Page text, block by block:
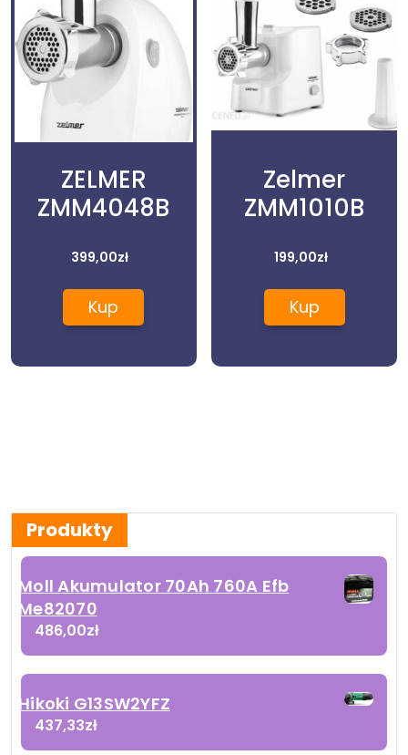
ZELMER
ZMM4048B
399,00zł
Kup
Zelmer
ZMM1010B
199,00zł
Kup
Produkty
Moll Akumulator 70Ah 760A Efb
Me82070
486,00zł
Hikoki G13SW2YFZ
437,33zł